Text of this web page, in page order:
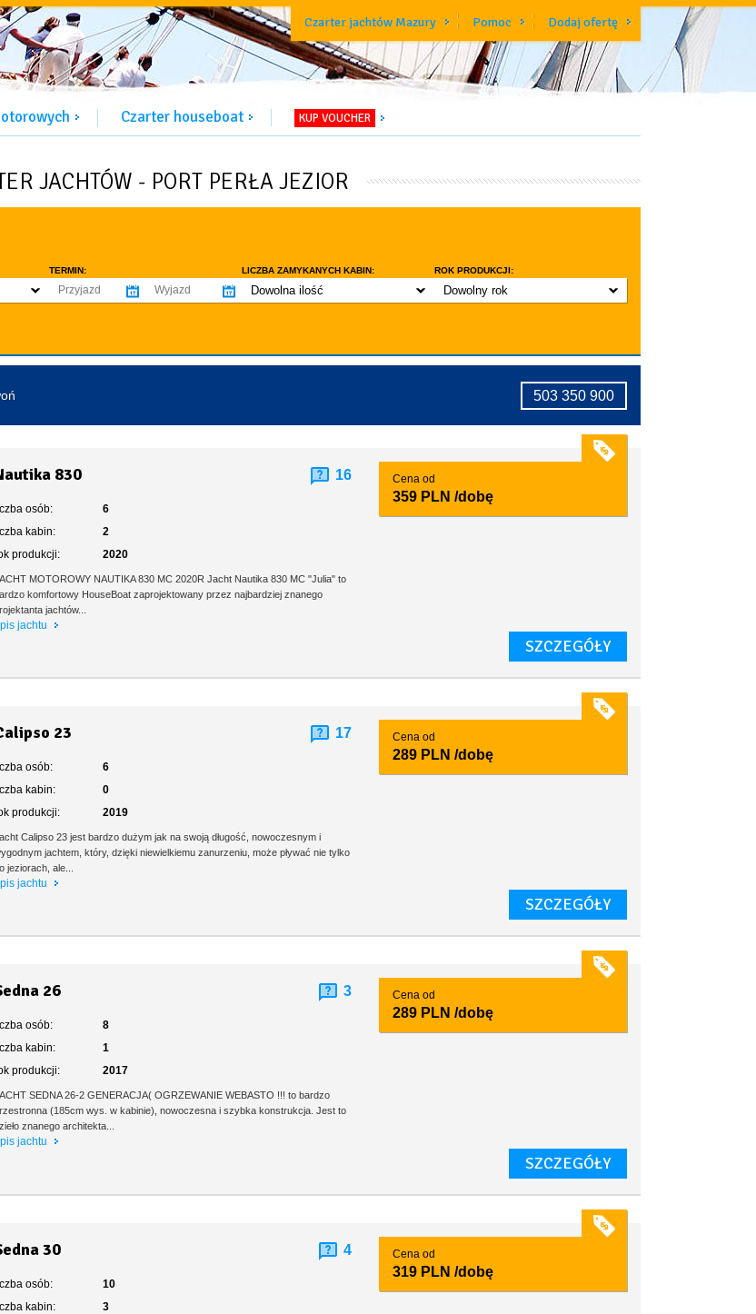
Czarter jachtów Mazury Pomoc Dodaj ofertę
Czarter houseboat KUP VOUCHER
JACHTÓW - PORT PERŁA JEZIOR
TERMIN: LICZBA ZAMYKANYCH KABIN:
Dowolna ilość
co najmniej 3
ROK PRODUKCJI:
Dowolny rok
do 10 lat
Lodówka
Flybridge
503 350 900
830 16
osób:
6
kabin:
2
produkcji:
2020
MOTOROWY NAUTIKA 830 MC 2020R ​Jacht Nautika 830 MC "Julia" to
komfortowy HouseBoat zaprojektowany przez najbardziej znanego
jachtów...
jachtu
Cena od
359 PLN /dobę
SZCZEGÓŁY
23 17
osób:
6
kabin:
0
produkcji:
2019
Calipso 23 jest bardzo dużym jak na swoją długość, nowoczesnym i
jachtem, który, dzięki niewielkiemu zanurzeniu, może pływać nie tylko
jeziorach, ale...
jachtu
Cena od
289 PLN /dobę
SZCZEGÓŁY
26 3
osób:
8
kabin:
1
produkcji:
2017
SEDNA 26-2 GENERACJA( OGRZEWANIE WEBASTO !!!​ to bardzo
(185cm wys. w kabinie), nowoczesna i szybka konstrukcja. Jest to
znanego architekta...
jachtu
Cena od
289 PLN /dobę
SZCZEGÓŁY
30 4
osób:
10
kabin:
3
Cena od
319 PLN /dobę